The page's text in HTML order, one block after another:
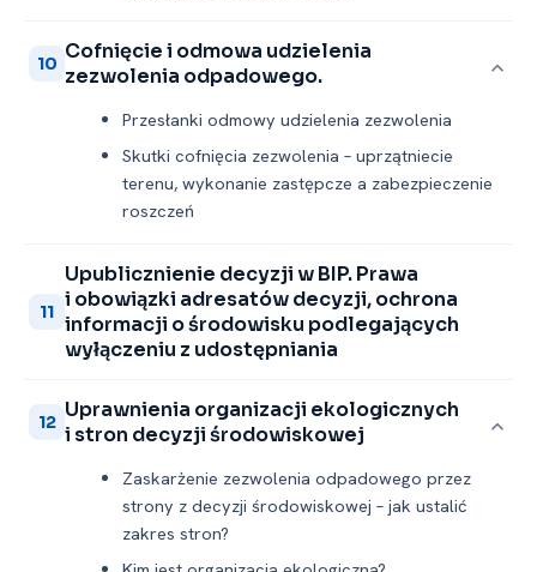
10 Cofnięcie i odmowa udzielenia
zezwolenia odpadowego.
Przesłanki odmowy udzielenia zezwolenia
Skutki cofnięcia zezwolenia – uprzątniecie
terenu, wykonanie zastępcze a zabezpieczenie
roszczeń
11
Upublicznienie decyzji w BIP. Prawa
i obowiązki adresatów decyzji, ochrona
informacji o środowisku podlegających
wyłączeniu z udostępniania
12 Uprawnienia organizacji ekologicznych
i stron decyzji środowiskowej
Zaskarżenie zezwolenia odpadowego przez
strony z decyzji środowiskowej – jak ustalić
zakres stron?